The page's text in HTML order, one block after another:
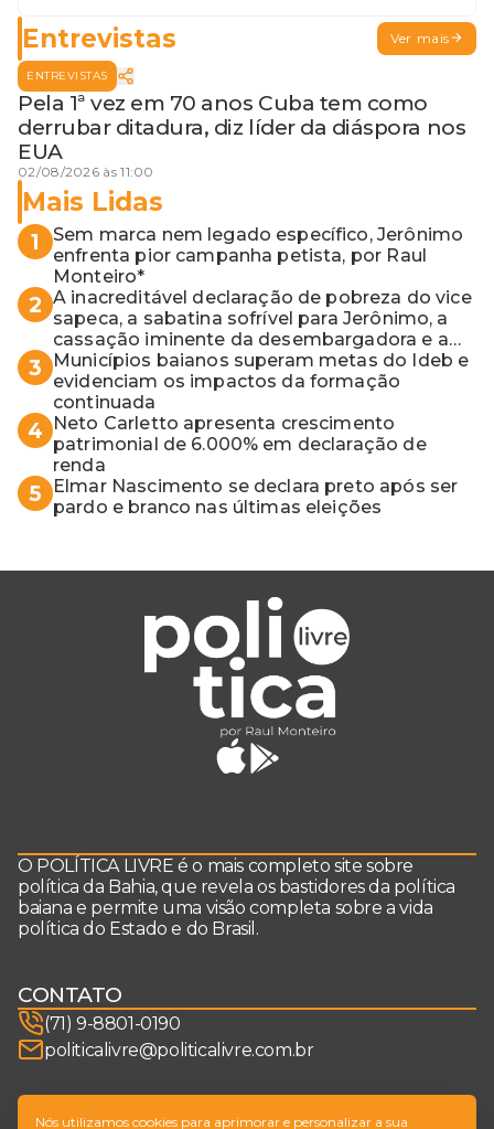
Entrevistas Ver mais
ENTREVISTAS
Pela 1ª vez em 70 anos Cuba tem como
derrubar ditadura, diz líder da diáspora nos
EUA
02/08/2026 às 11:00
Mais Lidas
1
Sem marca nem legado específico, Jerônimo
enfrenta pior campanha petista, por Raul
Monteiro*
2 A inacreditável declaração de pobreza do vice
sapeca, a sabatina sofrível para Jerônimo, a
cassação iminente da desembargadora e a
vaga do Quinto para o MP baiano
3
Municípios baianos superam metas do Ideb e
evidenciam os impactos da formação
continuada
4
Neto Carletto apresenta crescimento
patrimonial de 6.000% em declaração de
renda
5
Elmar Nascimento se declara preto após ser
pardo e branco nas últimas eleições
O POLÍTICA LIVRE é o mais completo site sobre
política da Bahia, que revela os bastidores da política
baiana e permite uma visão completa sobre a vida
política do Estado e do Brasil.
CONTATO
(71) 9-8801-0190
politicalivre@politicalivre.com.br
SIGA-NOS
Nós utilizamos cookies para aprimorar e personalizar a sua